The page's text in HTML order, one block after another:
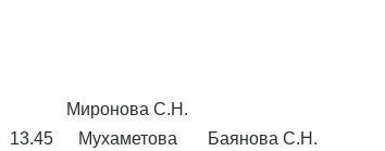
13.45
Миронова С.Н.
Мухаметова
Баянова С.Н.